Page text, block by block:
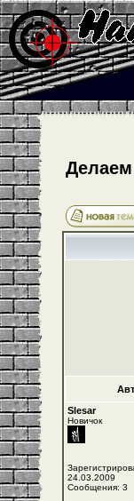
Slesar
Новичок
24.03.2009
Сообщения: 3